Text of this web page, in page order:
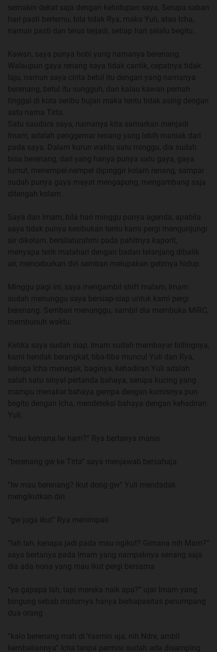
Nama saya Arham, cukuplah dipanggil Arham walaupun
nama saya bukan hanya sekedar Arham, tapi Said Muhibi
itu, jadi cukuplah saya dipanggil Arham.
Latar belakang keluarga, ayah saya adalah seorang
pensiunan Pegawai Negeri Sipil, pensiunan dini pula. dan
seperti juga ejakulasi dini atau pernikahan dini, maka
pensiun dini pun sama halnya, nikmat di awal menyesal
dibelakang.
ibu saya, jelas beliau adalah emak-emak, dan beliau
perempuan, maka tidak usah dijelaskan bahwa beliau itu
cerewet bukan buatan, komentar sana komentar sini, lebih
minat berburu barang murah dari pada bergosip, tapi tidak
ketinggalan ikut bergunjing kalau tidak ada uang untuk
saya empat bersaudara, saudara-saudara saya cukuplah
disebut dengan kakak, adik cowo dan adik cewe.
kami adalah keluarga yang cukup harmonis dan tidak
Ayah dengan gajinya sebagai Pegawai Negeri, tidak
banyak namun selalu senantiasa cukup, penghasilan ibu
pun tidak jelek, karena beliau adalah penjahit yang sudah
kondang namanya. Penjahit lain, kalau ketemu pelanggan
nama Ibu, tidak lain tidak bukan.
Namun semua berubah ketika kami berpindah ke Bogor,
pidah pun karena masalah sepele, kakak saya diterima
masuk perguruan tinggi di Bogor, dia mau ambil itu
kesempatan dengan syarat ibu harus ikut temani dia di
sana, ayah tentu saja tidak mau ditinggal ibu, jadi ayah
angkutan kota yang dibeli Ayah dari hasil pinjaman kredit
potong itu uang pensiun tiap bulan. ibu tetap mencoba
buka usaha jahitannya, namun sayang perempuam bogor
ada diskonnya, didalam mall ada ac pula. daripada harus
poring, kancing, resleting, sudah itu harus bayar
penjahitnya pula, aih repot betul itu, sungguh.
mencoba hidup dan bertahan di Bogor. Hanya saja
sungguh, manusia itu kalau tidak dikasih cobaan sama
Tuhan nampaknya hidupnya belum cukup dikatakan
sewaan yang menyewa mobil kami, ayah bukan orang
yang tegas, beliau lebih memilih pasrah dari pada harus
semakin dekat saja dengan kehidupan saya. Serupa saban
hari pasti bertemu, bila tidak Rya, maka Yuli, atau Icha,
namun pasti dan terus terjadi, setiap hari selalu begitu.
Kawan, saya punya hobi yang namanya berenang.
Walaupun gaya renang saya tidak cantik, cepatnya tidak
laju, namun saya cinta betul itu dengan yang namanya
berenang, betul itu sungguh, dan kalau kawan pernah
tinggal di kota seribu hujan maka tentu tidak asing dengan
satu nama Tirta.
Satu saudara saya, namanya kita samarkan menjadi
Imam, adalah penggemar renang yang lebih maniak dari
pada saya. Dalam kurun waktu satu minggu, dia sudah
bisa berenang, dari yang hanya punya satu gaya, gaya
lumut, menempel-nempel dipinggir kolam renang, sampai
sudah punya gaya mayat mengapung, mengambang saja
ditengah kolam.
Saya dan Imam, bila hari minggu punya agenda, apabila
saya tidak punya kesibukan tentu kami pergi mengunjungi
air dikolam, bersilaturahmi pada pahitnya kaporit,
menyapa terik matahari dengan badan telanjang dibalik
air, menceburkan diri sembari melupakan getirnya hidup.
Minggu pagi ini, saya mengambil shift malam, Imam
sudah menunggu saya bersiap-siap untuk kami pergi
berenang. Sembari menunggu, sambil dia membuka MiRC,
membunuh waktu.
Ketika saya sudah siap, Imam sudah membayar billingnya,
kami hendak berangkat, tiba-tiba muncul Yuli dan Rya,
telinga Icha menegak, baginya, kehadiran Yuli adalah
salah satu sinyal pertanda bahaya, serupa kucing yang
mampu menakar bahaya gempa dengan kumisnya pun
begitu dengan Icha, mendeteksi bahaya dengan kehadiran
Yuli.
“mau kemana lw ham?” Rya bertanya manis
“berenang gw ke Tirta” saya menjawab bersahaja
“lw mau berenang? Ikut dong gw” Yuli mendadak
mengikutkan diri
“gw juga ikut” Rya menimpali
“lah lah, kenapa jadi pada mau ngikut? Gimana nih Mam?”
saya bertanya pada Imam yang nampaknya senang saja
dia ada nona yang mau ikut pergi bersama
“ya gapapa lah, tapi mereka naik apa?” ujar Imam yang
bingung sebab motornya hanya berkapasitas penumpang
dua orang
“kalo berenang mah di Yasmin aja, nih Ndre, ambil
kembaliannya” Icha tanpa permisi sudah ada disamping